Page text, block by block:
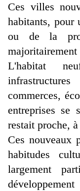
Ces villes
habitants, pour
ou de la
L'habitat
commerces,
entreprises se
restait proche,
Ces nouveaux
habitudes
largement